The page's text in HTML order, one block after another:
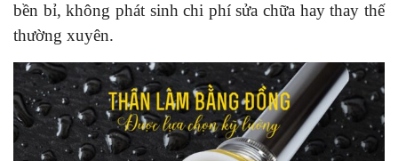
bền bỉ, không phát sinh chi phí sửa chữa hay thay thế
thường xuyên.